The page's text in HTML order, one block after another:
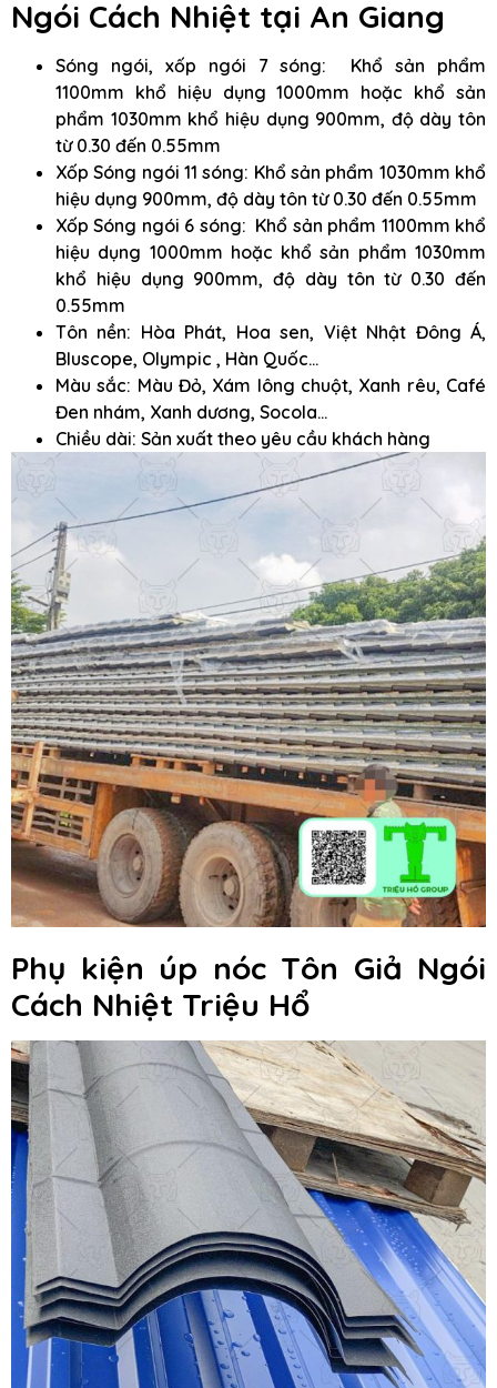
Ngói Cách Nhiệt tại An Giang
Sóng ngói, xốp ngói 7 sóng: Khổ sản phẩm
1100mm khổ hiệu dụng 1000mm hoặc khổ sản
phẩm 1030mm khổ hiệu dụng 900mm, độ dày tôn
từ 0.30 đến 0.55mm
Xốp Sóng ngói 11 sóng: Khổ sản phẩm 1030mm khổ
hiệu dụng 900mm, độ dày tôn từ 0.30 đến 0.55mm
Xốp Sóng ngói 6 sóng: Khổ sản phẩm 1100mm khổ
hiệu dụng 1000mm hoặc khổ sản phẩm 1030mm
khổ hiệu dụng 900mm, độ dày tôn từ 0.30 đến
0.55mm
Tôn nền: Hòa Phát, Hoa sen, Việt Nhật Đông Á,
Bluscope, Olympic , Hàn Quốc…
Màu sắc: Màu Đỏ, Xám lông chuột, Xanh rêu, Café
Đen nhám, Xanh dương, Socola…
Chiều dài: Sản xuất theo yêu cầu khách hàng
Phụ kiện úp nóc Tôn Giả Ngói
Cách Nhiệt Triệu Hổ